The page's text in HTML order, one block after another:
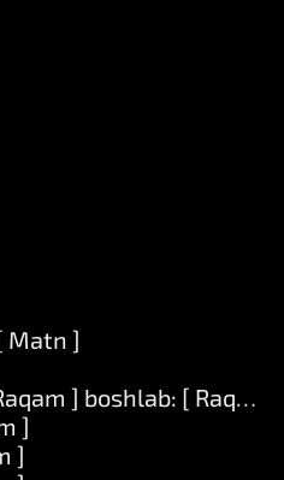
Matn ]
] boshlab: [ Raqam ]
]
]